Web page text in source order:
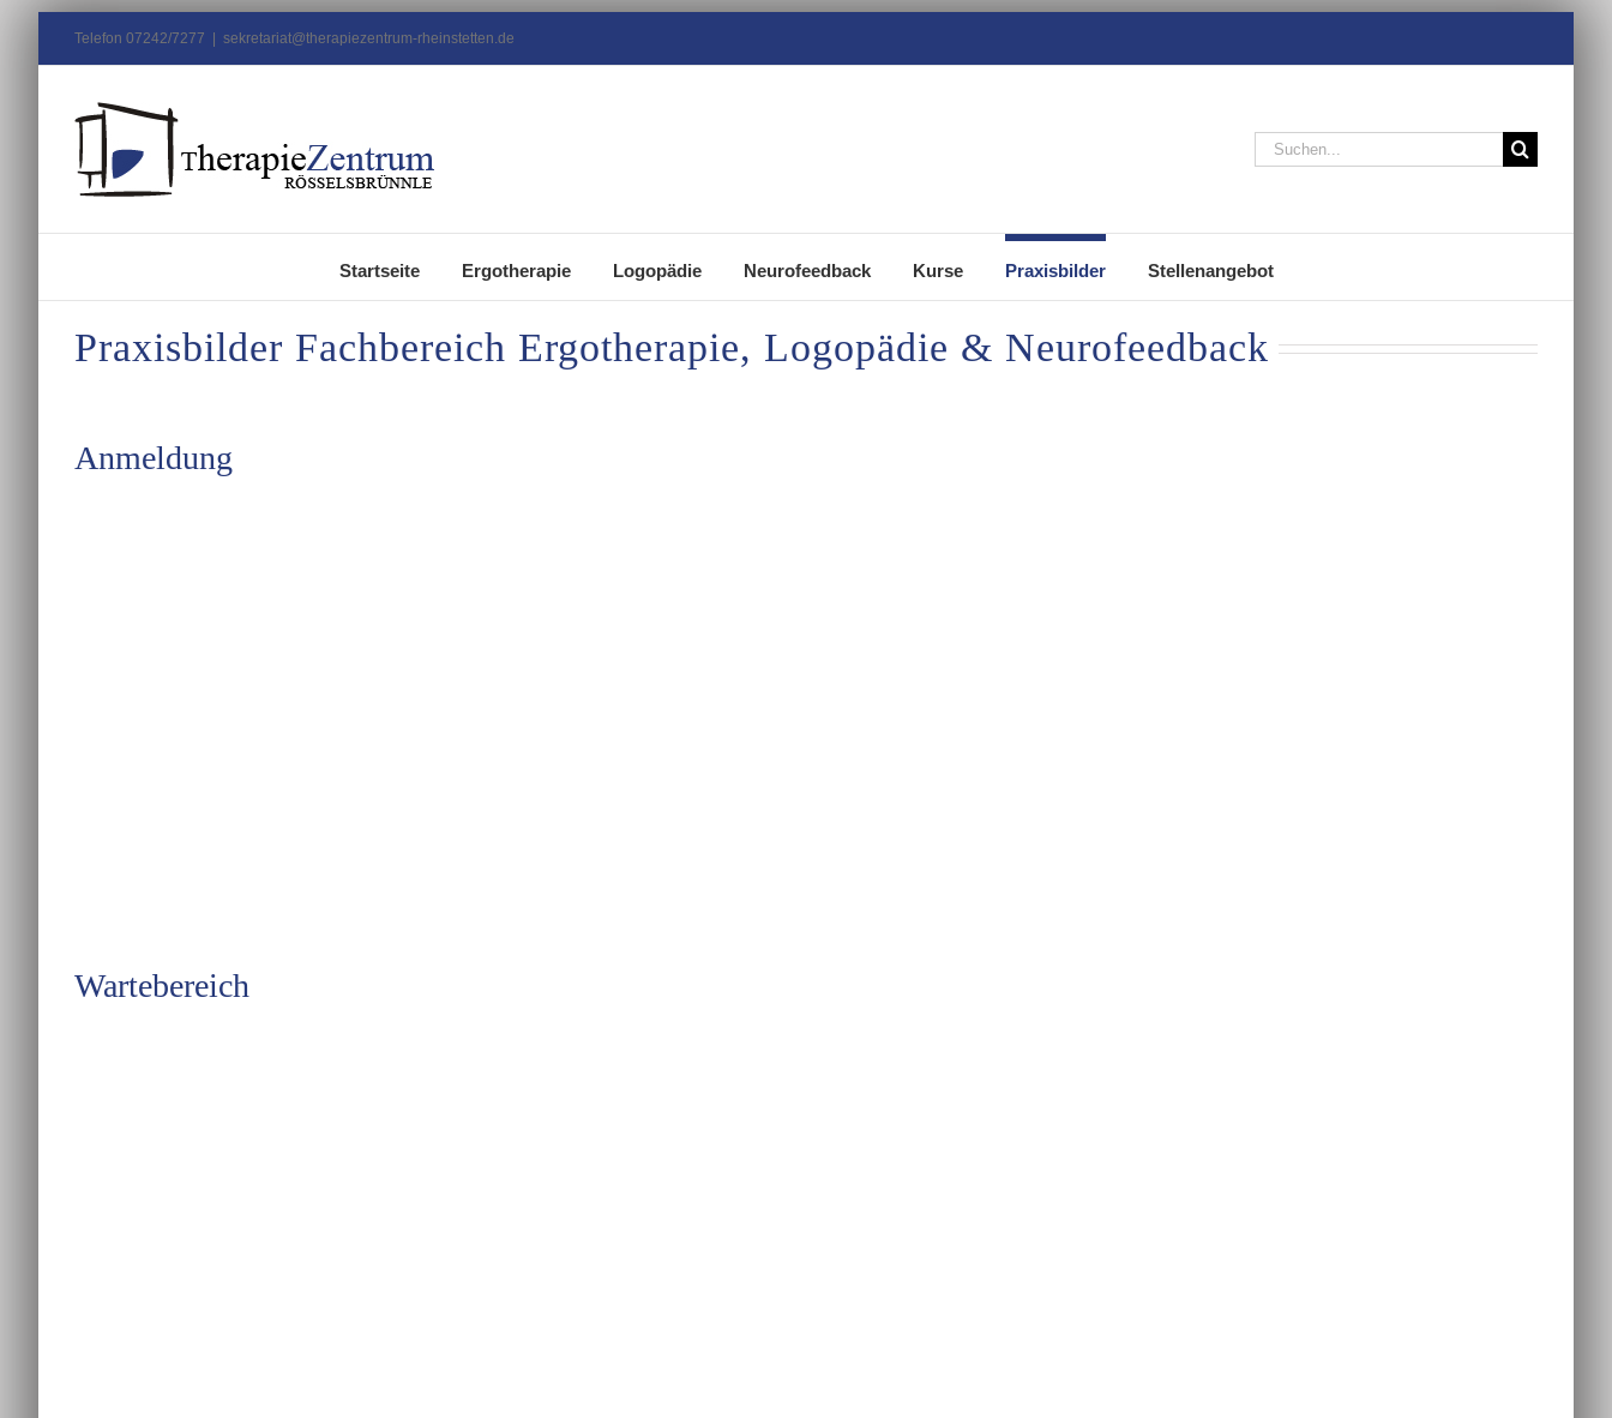
Telefon 07242/7277 sekretariat@therapiezentrum-rheinstetten.de
Suche
nach:
Startseite Ergotherapie Logopädie Neurofeedback Kurse Praxisbilder Stellenangebot
Praxisbilder Fachbereich Ergotherapie, Logopädie & Neurofeedback
Anmeldung
Wartebereich